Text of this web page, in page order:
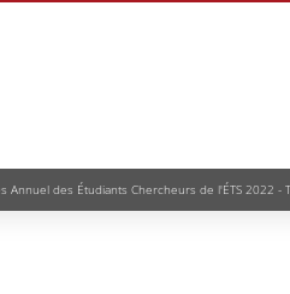
Annuel des Étudiants Chercheurs de l'ÉTS 2022 -